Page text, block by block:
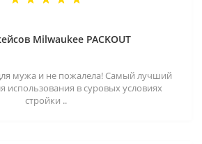
Milwaukee PACKOUT
мужа и не пожалела! Самый лучший
использования в суровых условиях
стройки ..